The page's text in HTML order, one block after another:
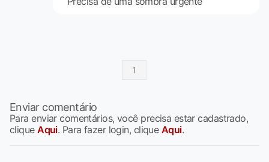
1
Enviar comentário
Para enviar comentários, você precisa estar cadastrado,
cliqueAqui. Para fazer login, clique Aqui.